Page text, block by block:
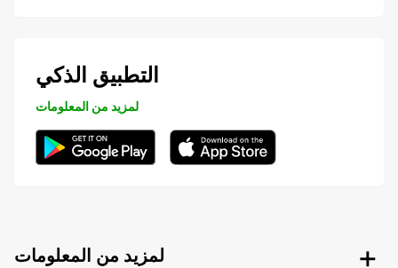
التطبيق الذكي
لمزيد من المعلومات
لمزيد من المعلومات